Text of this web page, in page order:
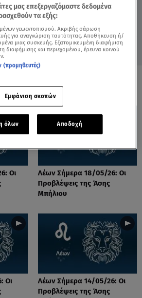
2026
Οι
Λέων Σήμερα 18/05/26: Οι
Προβλέψεις της Άσης
Μπήλιου
Οι
Λέων Σήμερα 14/05/26: Οι
Προβλέψεις της Άσης
μας επεξεργαζόμαστε δεδομένα
τα εξής:
γεωεντοπισμού. Ακριβής σάρωση
για αναγνώριση ταυτότητας. Αποθήκευση ή/
μιας συσκευής. Εξατομικευμένη διαφήμιση
διαφήμισης και περιεχομένου, έρευνα κοινού
(προμηθευτές)
Εμφάνιση σκοπών
όλων Αποδοχή